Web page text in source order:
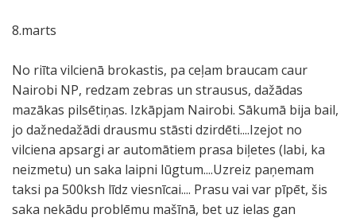
8.marts
No riīta vilcienā brokastis, pa ceļam braucam caur
Nairobi NP, redzam zebras un strausus, dažādas
mazākas pilsētiņas. Izkāpjam Nairobi. Sākumā bija bail,
jo dažnedažādi drausmu stāsti dzirdēti....Izejot no
vilciena apsargi ar automātiem prasa biļetes (labi, ka
neizmetu) un saka laipni lūgtum....Uzreiz paņemam
taksi pa 500ksh līdz viesnīcai.... Prasu vai var pīpēt, šis
saka nekādu problēmu mašīnā, bet uz ielas gan